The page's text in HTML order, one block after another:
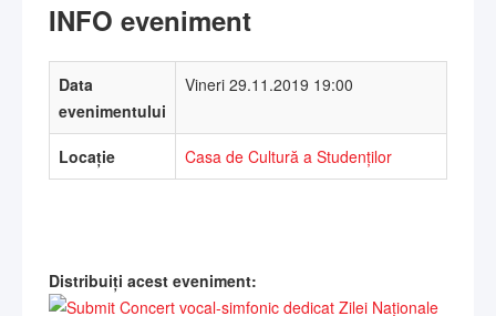
INFO eveniment
Data
evenimentului
Vineri 29.11.2019 19:00
Locație Casa de Cultură a Studenților
Distribuiți acest eveniment: